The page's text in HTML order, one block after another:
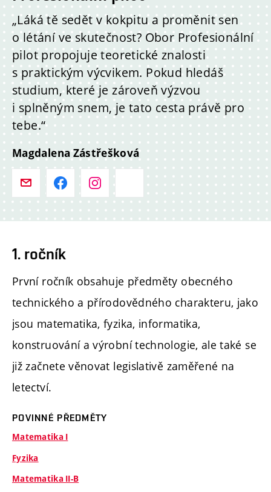
„Láká tě sedět v kokpitu a proměnit sen
o létání ve skutečnost? Obor Profesionální
pilot propojuje teoretické znalosti
s praktickým výcvikem. Pokud hledáš
studium, které je zároveň výzvou
i splněným snem, je tato cesta právě pro
tebe.“
Magdalena Zástřešková
1. ročník
První ročník obsahuje předměty obecného
technického a přírodovědného charakteru, jako
jsou matematika, fyzika, informatika,
konstruování a výrobní technologie, ale také se
již začnete věnovat legislativě zaměřené na
letectví.
POVINNÉ PŘEDMĚTY
Matematika I
Fyzika
Matematika II-B